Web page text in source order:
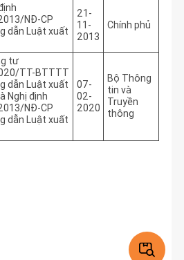
NĐ-CP
dẫn Luật xuất
21-
11-
2013
Chính phủ
tư
TT-BTTTT
dẫn Luật xuất
Nghị định
NĐ-CP
dẫn Luật xuất
07-
02-
2020
Bộ Thông
tin và
Truyền
thông